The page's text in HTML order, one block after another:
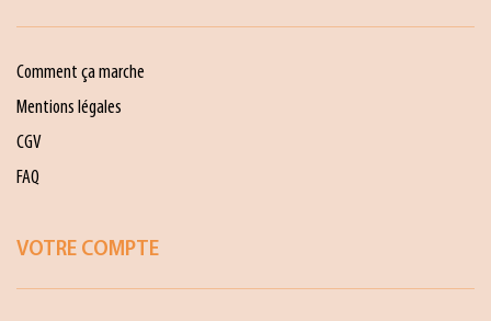
Comment ça marche
Mentions légales
CGV
FAQ
VOTRE COMPTE